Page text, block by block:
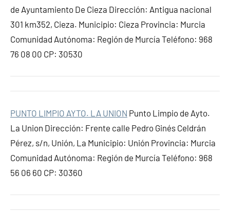
de Ayuntamiento De Cieza Dirección: Antigua nacional
301 km352, Cieza. Municipio: Cieza Provincia: Murcia
Comunidad Autónoma: Región de Murcía Teléfono: 968
76 08 00 CP: 30530
PUNTO LIMPIO AYTO. LA UNION Punto Limpio de Ayto.
La Union Dirección: Frente calle Pedro Ginés Celdrán
Pérez, s/n, Unión, La Municipio: Unión Provincia: Murcia
Comunidad Autónoma: Región de Murcía Teléfono: 968
56 06 60 CP: 30360